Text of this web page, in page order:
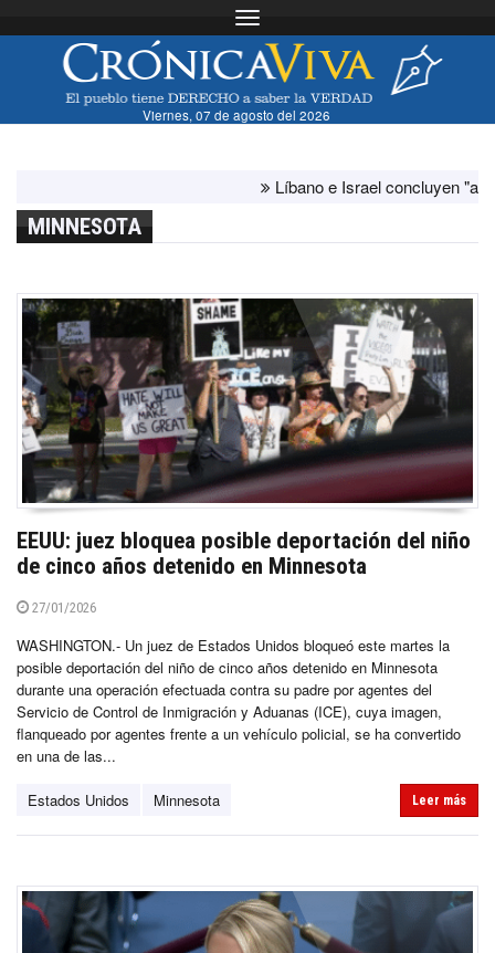
Toggle navigation
Viernes, 07 de agosto del 2026
Líbano e Israel concluyen "antes de
MINNESOTA
EEUU: juez bloquea posible deportación del niño
de cinco años detenido en Minnesota
27/01/2026
WASHINGTON.- Un juez de Estados Unidos bloqueó este martes la
posible deportación del niño de cinco años detenido en Minnesota
durante una operación efectuada contra su padre por agentes del
Servicio de Control de Inmigración y Aduanas (ICE), cuya imagen,
flanqueado por agentes frente a un vehículo policial, se ha convertido
en una de las...
Estados Unidos Minnesota Leer más